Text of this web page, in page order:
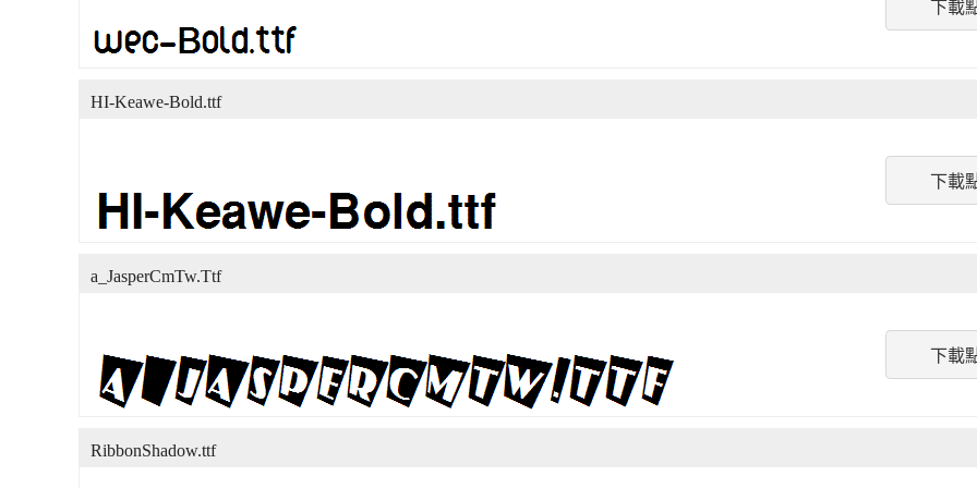
下載
下載
HI-Keawe-Bold.ttf
下載
a_JasperCmTw.Ttf
RibbonShadow.ttf